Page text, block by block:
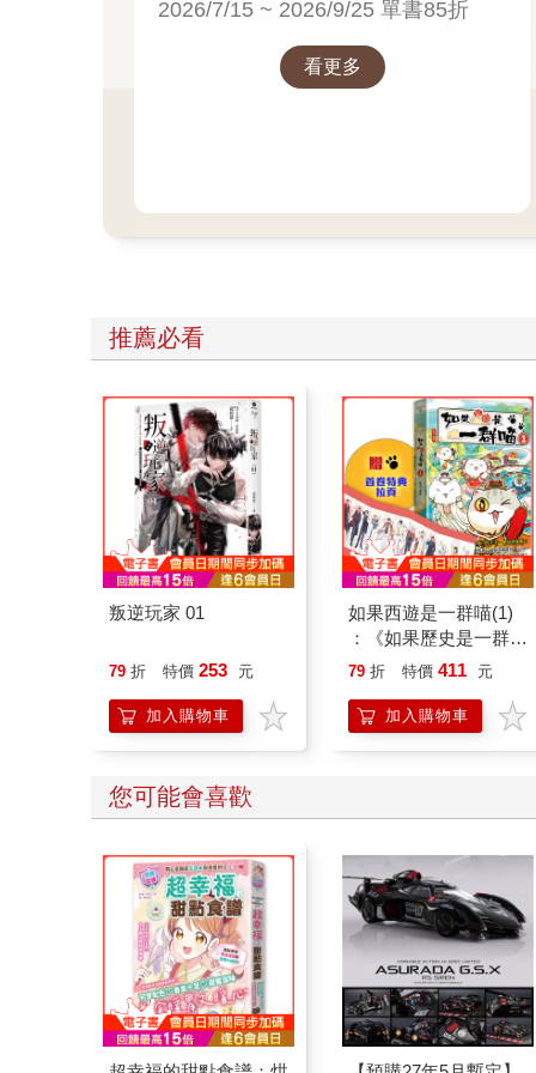
2026/7/15 ~ 2026/9/25 單書85折
看更多
推薦必看
叛逆玩家 01
79 折 特價 253 元
加入購物車
如果西遊是一群喵(1)
：《如果歷史是一群
喵》作者最新力作，附
79 折 特價 411 元
加入購物車
您可能會喜歡